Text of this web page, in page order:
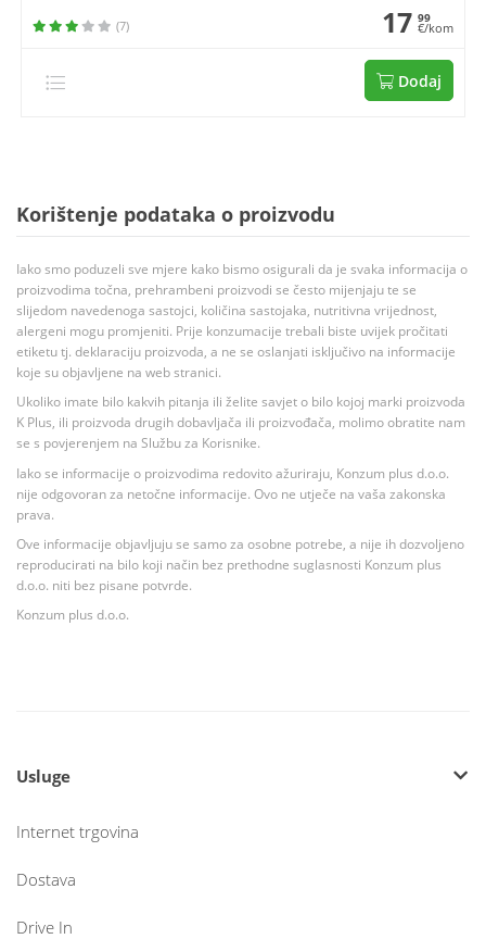
(7) 17 99
€/kom
Dodaj
Korištenje podataka o proizvodu
Iako smo poduzeli sve mjere kako bismo osigurali da je svaka informacija o
proizvodima točna, prehrambeni proizvodi se često mijenjaju te se
slijedom navedenoga sastojci, količina sastojaka, nutritivna vrijednost,
alergeni mogu promjeniti. Prije konzumacije trebali biste uvijek pročitati
etiketu tj. deklaraciju proizvoda, a ne se oslanjati isključivo na informacije
koje su objavljene na web stranici.
Ukoliko imate bilo kakvih pitanja ili želite savjet o bilo kojoj marki proizvoda
K Plus, ili proizvoda drugih dobavljača ili proizvođača, molimo obratite nam
se s povjerenjem na Službu za Korisnike.
Iako se informacije o proizvodima redovito ažuriraju, Konzum plus d.o.o.
nije odgovoran za netočne informacije. Ovo ne utječe na vaša zakonska
prava.
Ove informacije objavljuju se samo za osobne potrebe, a nije ih dozvoljeno
reproducirati na bilo koji način bez prethodne suglasnosti Konzum plus
d.o.o. niti bez pisane potvrde.
Konzum plus d.o.o.
Usluge
Internet trgovina
Dostava
Drive In